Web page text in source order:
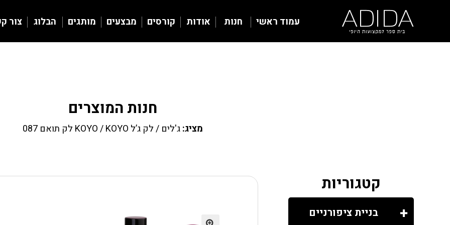
עמוד ראשי חנות אודות קורסים מבצעים מותגים הבלוג צור
חנות המוצרים
מציג: ג'לים /לק ג’ל KOYO / KOYO לק תואם 087
קטגוריות
בניית ציפורניים